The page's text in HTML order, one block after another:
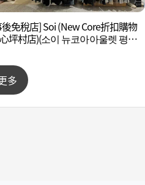
免稅店] Soi (New Core折扣購物
坪村店)(소이 뉴코아아울렛 평촌
多